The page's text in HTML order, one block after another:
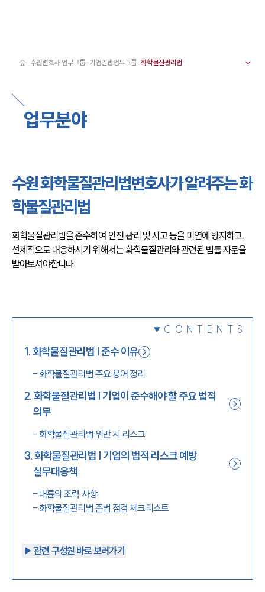
서울·성남·수원변호사
수원형사전문변호사
수원이혼전문변호사
수원학교폭력변호사
수원변호사 주요 업무사례
수원 분사무소 오시는 길
수원변호사상담 상담접수
채용정보
수원변호사 업무그룹 기업일반업무그룹
업무분야
수원 화학물질관리법변호사가 알려주는 화
학물질관리법
화학물질관리법을 준수하여 안전 관리 및 사고 등을 미연에 방지하고,
선제적으로 대응하시기 위해서는 화학물질관리와 관련된 법률 자문을
받아보셔야합니다.
CONTENTS
1.화학물질관리법 | 준수 이유
- 화학물질관리법 주요 용어 정리
2.화학물질관리법 | 기업이 준수해야 할 주요 법적
의무
- 화학물질관리법 위반 시 리스크
3.화학물질관리법 | 기업의 법적 리스크 예방
실무대응책
- 대륜의 조력 사항
- 화학물질관리법 준법 점검 체크리스트
▶︎ 관련 구성원 바로 보러가기